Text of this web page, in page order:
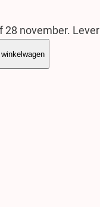
november.